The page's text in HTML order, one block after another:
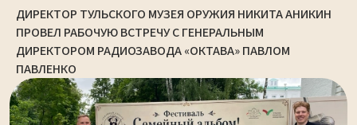
ДИРЕКТОР ТУЛЬСКОГО МУЗЕЯ ОРУЖИЯ НИКИТА АНИКИН
ПРОВЕЛ РАБОЧУЮ ВСТРЕЧУ С ГЕНЕРАЛЬНЫМ
ДИРЕКТОРОМ РАДИОЗАВОДА «ОКТАВА» ПАВЛОМ
ПАВЛЕНКО